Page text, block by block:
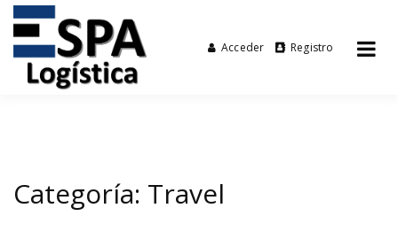
Espalogística
Tu agencia de transporte
Acceder Registro
Categoría: Travel